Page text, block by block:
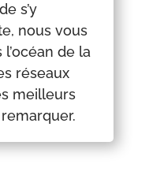
s’y
nous vous
de la
réseaux
meilleurs